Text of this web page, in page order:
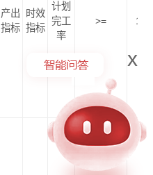
产出
指标
时效
指标
计划
完工
率
>= 100
x